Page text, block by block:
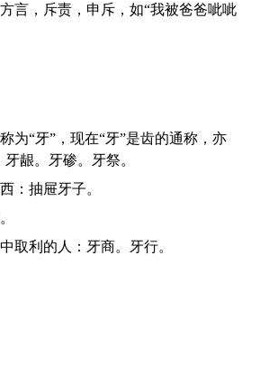
龈。牙碜。牙祭。
西：抽屉牙子。
中取利的人：牙商。牙行。